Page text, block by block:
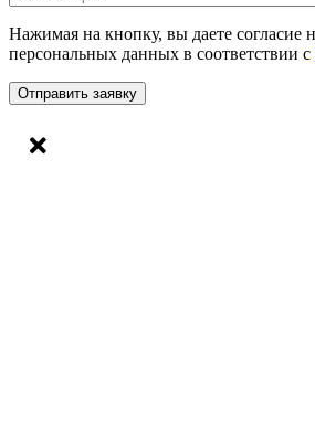
Нажимая на кнопку, вы даете согласие
персональных данных в соответствии с